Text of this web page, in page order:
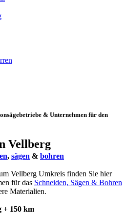
& Unternehmen für den
Vellberg
, sägen & bohren
Vellberg Umkreis finden Sie hier
für das Schneiden, Sägen & Bohren
Materialien.
+ 150 km